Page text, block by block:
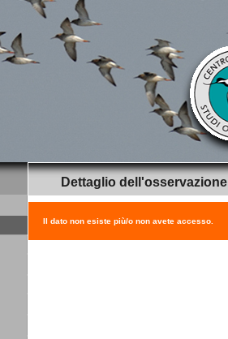
Dettaglio dell'osservazione
Il dato non esiste più/o non avete accesso.